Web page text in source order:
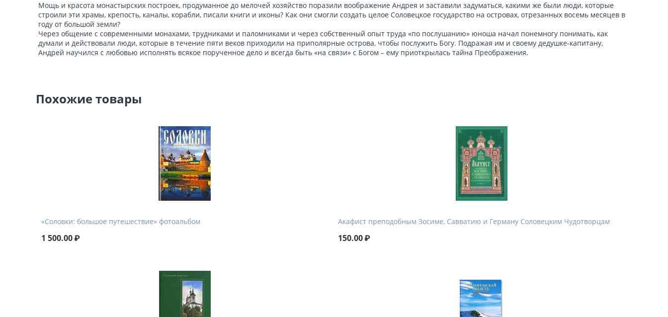
Мощь и красота монастырских построек, продуманное до мелочей хозяйство поразили воображение Андрея и заставили задуматься, какими же были люди, которые
строили эти храмы, крепость, каналы, корабли, писали книги и иконы? Как они смогли создать целое Соловецкое государство на островах, отрезанных восемь месяцев в
году от большой земли?
Через общение с современными монахами, трудниками и паломниками и через собственный опыт труда «по послушанию» юноша начал понемногу понимать, как
думали и действовали люди, которые в течение пяти веков приходили на приполярные острова, чтобы послужить Богу. Подражая им и своему дедушке-капитану,
Андрей научился с любовью исполнять всякое порученное дело и всегда быть «на связи» с Богом – ему приоткрылась тайна Преображения.
Похожие товары
«Соловки: большое путешествие» фотоальбом
1 500.00₽
Акафист преподобным Зосиме, Савватию и Герману Соловецким Чудотворцам
150.00₽